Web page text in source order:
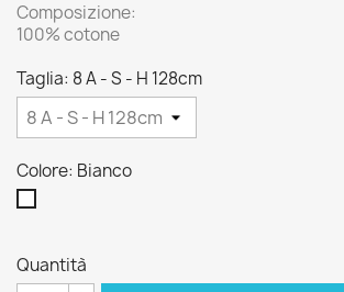
Composizione:
100% cotone
Taglia: 8 A - S - H 128cm
Colore: Bianco
Quantità